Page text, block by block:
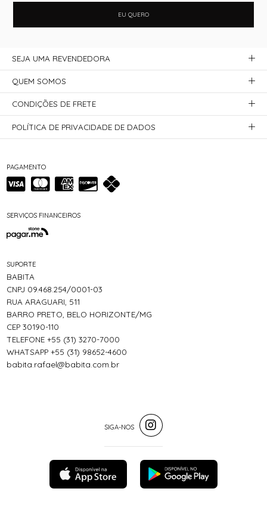
EU QUERO
PAGAMENTO
SERVIÇOS FINANCEIROS
SUPORTE
BABITA
CNPJ 09.468.254/0001-03
RUA ARAGUARI, 511
BARRO PRETO, BELO HORIZONTE/MG
CEP 30190-110
TELEFONE +55 (31) 3270-7000
WHATSAPP +55 (31) 98652-4600
babita.rafael@babita.com.br
SEJA UMA REVENDEDORA
QUEM SOMOS
CONDIÇÕES DE FRETE
POLÍTICA DE PRIVACIDADE DE DADOS